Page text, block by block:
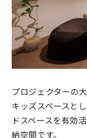
プロジェクターの
キッズスペースと
ドスペースを有効
納空間です。